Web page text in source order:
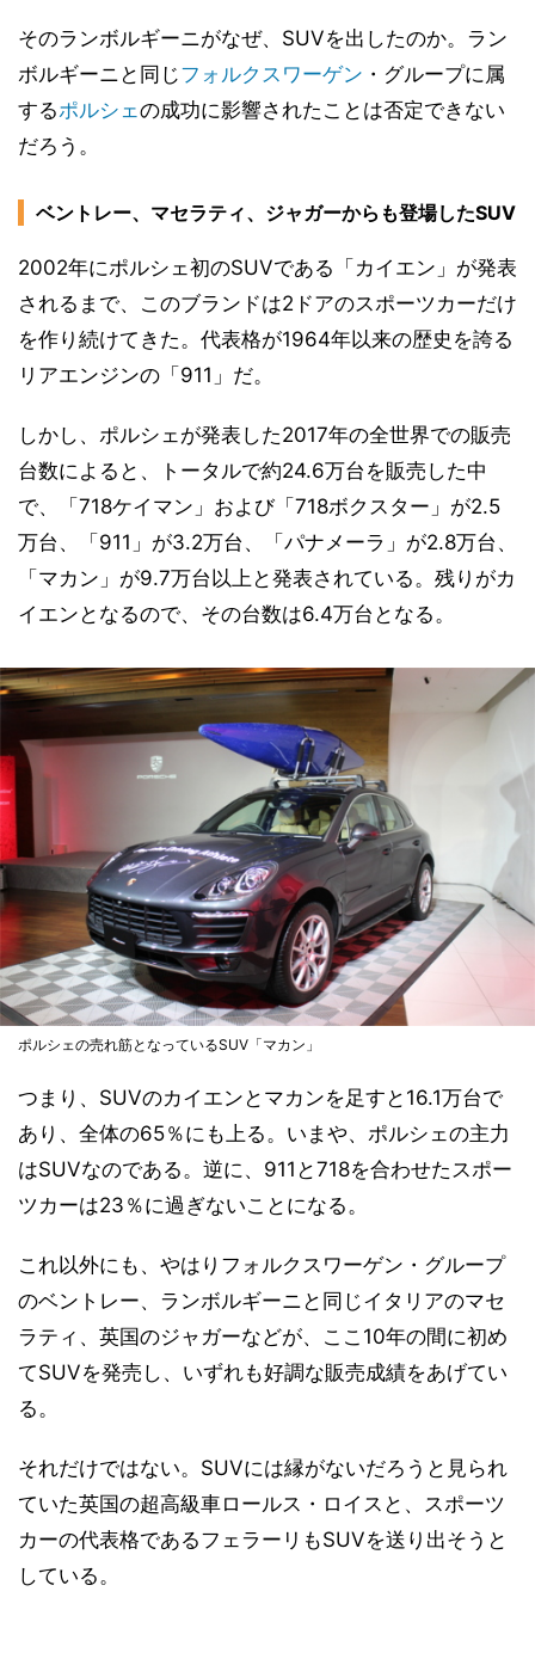
そのランボルギーニがなぜ、SUVを出したのか。ラン
ボルギーニと同じフォルクスワーゲン ・グループに属
するポルシェの成功に影響されたことは否定できない
だろう。
ベントレー、マセラティ、ジャガーからも登場したSUV
2002年にポルシェ初のSUVである「カイエン」が発表
されるまで、このブランドは2ドアのスポーツカーだけ
を作り続けてきた。代表格が1964年以来の歴史を誇る
リアエンジンの「911」だ。
しかし、ポルシェが発表した2017年の全世界での販売
台数によると、トータルで約24.6万台を販売した中
で、「718ケイマン」および「718ボクスター」が2.5
万台、「911」が3.2万台、「パナメーラ」が2.8万台、
「マカン」が9.7万台以上と発表されている。残りがカ
イエンとなるので、その台数は6.4万台となる。
ポルシェの売れ筋となっているSUV「マカン」
つまり、SUVのカイエンとマカンを足すと16.1万台で
あり、全体の65％にも上る。いまや、ポルシェの主力
はSUVなのである。逆に、911と718を合わせたスポー
ツカーは23％に過ぎないことになる。
これ以外にも、やはりフォルクスワーゲン・グループ
のベントレー、ランボルギーニと同じイタリアのマセ
ラティ、英国のジャガーなどが、ここ10年の間に初め
てSUVを発売し、いずれも好調な販売成績をあげてい
る。
それだけではない。SUVには縁がないだろうと見られ
ていた英国の超高級車ロールス・ロイスと、スポーツ
カーの代表格であるフェラーリもSUVを送り出そうと
している。